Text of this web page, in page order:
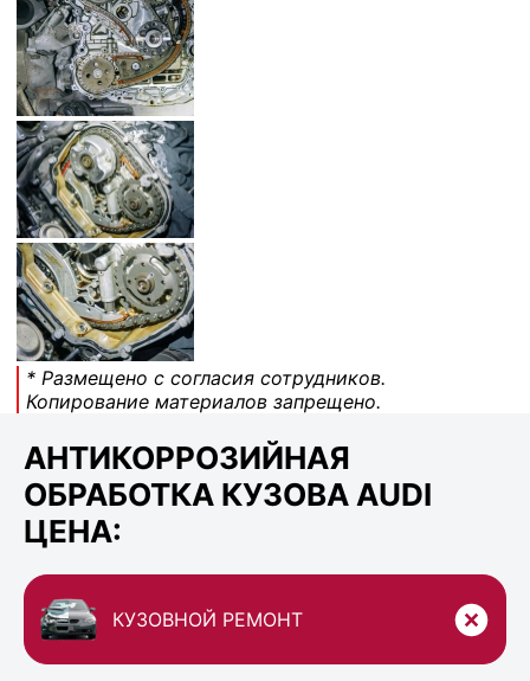
* Размещено с согласия сотрудников.
Копирование материалов запрещено.
АНТИКОРРОЗИЙНАЯ
ОБРАБОТКА КУЗОВА AUDI
ЦЕНА:
КУЗОВНОЙ РЕМОНТ